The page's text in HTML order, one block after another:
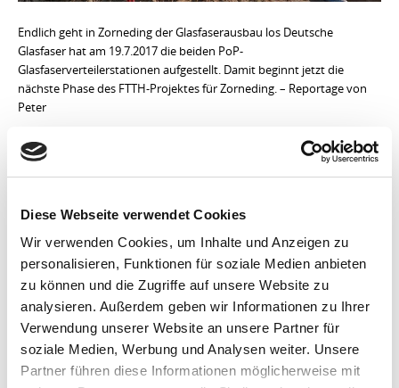
Diese Webseite verwendet Cookies
Wir verwenden Cookies, um Inhalte und Anzeigen zu
personalisieren, Funktionen für soziale Medien anbieten
zu können und die Zugriffe auf unsere Website zu
analysieren. Außerdem geben wir Informationen zu Ihrer
Verwendung unserer Website an unsere Partner für
soziale Medien, Werbung und Analysen weiter. Unsere
Partner führen diese Informationen möglicherweise mit
Endlich geht in Zorneding der Glasfaserausbau los Deutsche
Glasfaser hat am 19.7.2017 die beiden PoP-
Glasfaserverteilerstationen aufgestellt. Damit beginnt jetzt die
nächste Phase des FTTH-Projektes für Zorneding. – Reportage von
Peter
Continue Reading...
VOLLTEXTSUCHE
Search
for:
GO!
NEWSBLOG – AKTUELL
Glasfasern: Nachanschlüsse in Zorneding11. Dezember 2021
Recht auf Glasfaseranschluss, Einbruchsschutz und mehr 3. Mai
2021